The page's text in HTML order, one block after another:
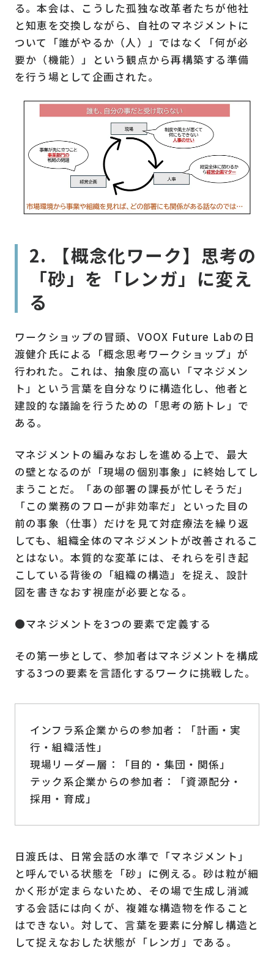
る。本会は、こうした孤独な改革者たちが他社
と知恵を交換しながら、自社のマネジメントに
ついて「誰がやるか（人）」ではなく「何が必
要か（機能）」という観点から再構築する準備
を行う場として企画された。
2. 【概念化ワーク】思考の
「砂」を「レンガ」に変え
る
ワークショップの冒頭、VOOX Future Labの日
渡健介氏による「概念思考ワークショップ」が
行われた。これは、抽象度の高い「マネジメン
ト」という言葉を自分なりに構造化し、他者と
建設的な議論を行うための「思考の筋トレ」で
ある。
マネジメントの編みなおしを進める上で、最大
の壁となるのが「現場の個別事象」に終始してし
まうことだ。「あの部署の課長が忙しそうだ」
「この業務のフローが非効率だ」といった目の
前の事象（仕事）だけを見て対症療法を繰り返
しても、組織全体のマネジメントが改善されるこ
とはない。本質的な変革には、それらを引き起
こしている背後の「組織の構造」を捉え、設計
図を書きなおす視座が必要となる。
●マネジメントを3つの要素で定義する
その第一歩として、参加者はマネジメントを構成
する3つの要素を言語化するワークに挑戦した。
インフラ系企業からの参加者：「計画・実
行・組織活性」
現場リーダー層：「目的・集団・関係」
テック系企業からの参加者：「資源配分・
採用・育成」
日渡氏は、日常会話の水準で「マネジメント」
と呼んでいる状態を「砂」に例える。砂は粒が細
かく形が定まらないため、その場で生成し消滅
する会話には向くが、複雑な構造物を作ること
はできない。対して、言葉を要素に分解し構造と
して捉えなおした状態が「レンガ」である。